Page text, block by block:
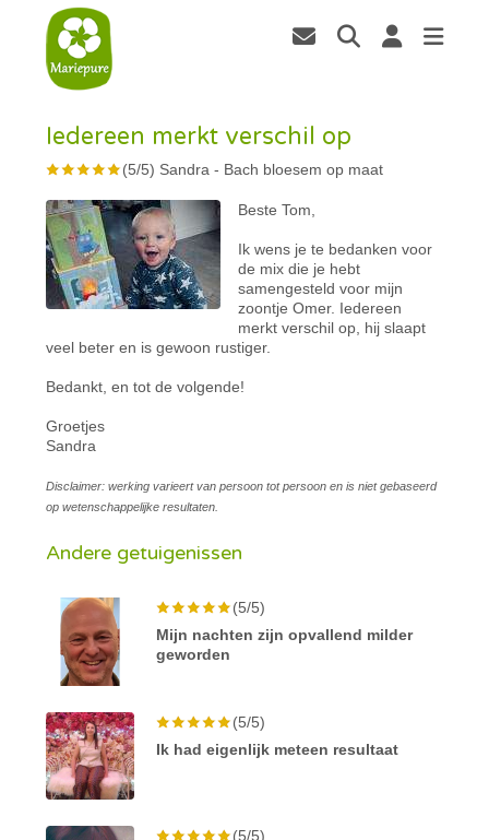
Iedereen merkt verschil op
(5/5) Sandra - Bach bloesem op maat
Beste Tom,
Ik wens je te bedanken voor
de mix die je hebt
samengesteld voor mijn
zoontje Omer. Iedereen
merkt verschil op, hij slaapt
veel beter en is gewoon rustiger.
Bedankt, en tot de volgende!
Groetjes
Sandra
Disclaimer: werking varieert van persoon tot persoon en is niet gebaseerd
op wetenschappelijke resultaten.
Andere getuigenissen
(5/5)
Mijn nachten zijn opvallend milder
geworden
(5/5)
Ik had eigenlijk meteen resultaat
(5/5)